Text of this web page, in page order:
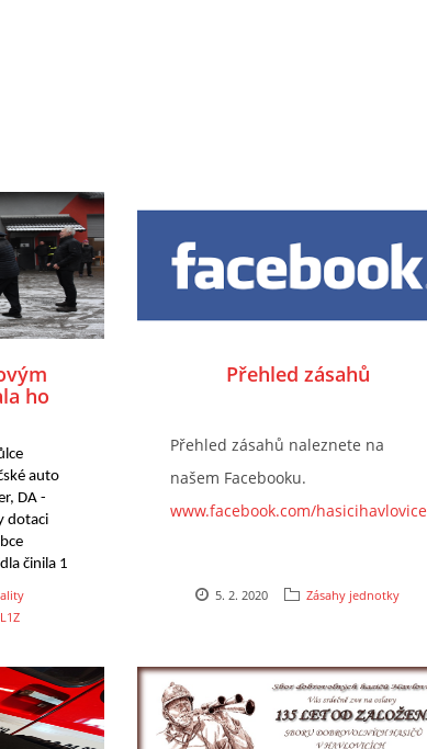
ho
auto
DA -
dotaci
činila 1
Přehled zásahů
Přehled zásahů naleznete na
našem Facebooku.
www.facebook.com/hasicihavlovice
5. 2. 2020 Zásahy jednotky